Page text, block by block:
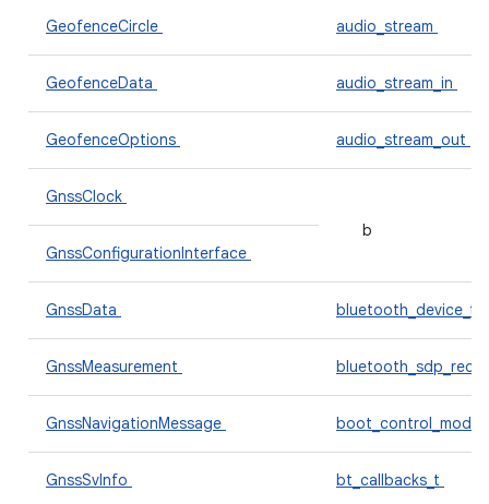
GeofenceCircle audio_stream
GeofenceData audio_stream_in
GeofenceOptions audio_stream_out
GnssClock
b
GnssConfigurationInterface
GnssData bluetooth_device_t
GnssMeasurement
GnssNavigationMessage
GnssSvInfo bt_callbacks_t